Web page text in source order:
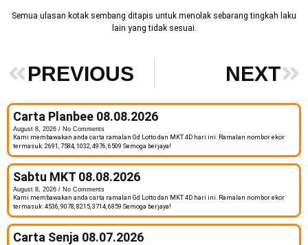
Semua ulasan kotak sembang ditapis untuk menolak sebarang tingkah laku
lain yang tidak sesuai.
PREVIOUS NEXT
Carta Planbee 08.08.2026
August 8, 2026
No Comments
Kami membawakan anda carta ramalan Gd Lotto dan MKT 4D hari ini. Ramalan nombor ekor
termasuk: 2691, 7584, 1032, 4976, 6509 Semoga berjaya!
Sabtu MKT 08.08.2026
August 8, 2026
No Comments
Kami membawakan anda carta ramalan Gd Lotto dan MKT 4D hari ini. Ramalan nombor ekor
termasuk: 4536, 9078, 8215, 3714, 6859 Semoga berjaya!
Carta Senja 08.07.2026